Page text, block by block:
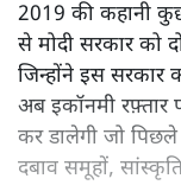
2019 की कहानी कुछ
से मोदी सरकार को
जिन्होंने इस सरकार
अब इकॉनमी रफ़्तार
कर डालेगी जो पिछले
दबाव समूहों,